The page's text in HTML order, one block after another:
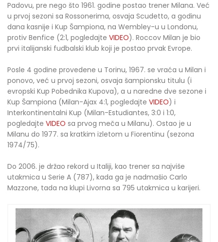
Padovu, pre nego što 1961. godine postao trener Milana. Već
u prvoj sezoni sa Rossonerima, osvaja Scudetto, a godinu
dana kasnije i Kup Šampiona, na Wembley-u u Londonu,
protiv Benfice (2:1, pogledajte VIDEO). Roccov Milan je bio
prvi italijanski fudbalski klub koji je postao prvak Evrope.
Posle 4 godine provedene u Torinu, 1967. se vraća u Milan i
ponovo, već u prvoj sezoni, osvaja šampionsku titulu (i
evropski Kup Pobednika Kupova), a u naredne dve sezone i
Kup Šampiona (Milan-Ajax 4:1, pogledajte VIDEO) i
Interkontinentalni Kup (Milan-Estudiantes, 3:0 i 1:0,
pogledajte VIDEO sa prvog meča u Milanu). Ostao je u
Milanu do 1977. sa kratkim izletom u Fiorentinu (sezona
1974/75).
Do 2006. je držao rekord u Italiji, kao trener sa najviše
utakmica u Serie A (787), kada ga je nadmašio Carlo
Mazzone, tada na klupi Livorna sa 795 utakmica u karijeri.